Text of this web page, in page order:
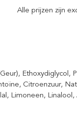
Alle prijzen zijn
Ethoxydiglycol,
Citroenzuur,
Limoneen, Linalool,